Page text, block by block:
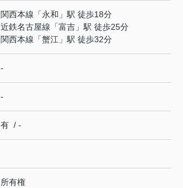
関西本線 「永和 」駅 徒歩18分
近鉄名古屋線 「富吉 」駅 徒歩25分
関西本線 「蟹江 」駅 徒歩32分
-
-
有 / -
所有権